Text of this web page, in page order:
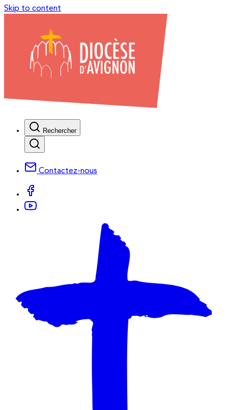
Skip to content
Rechercher
Contactez-nous